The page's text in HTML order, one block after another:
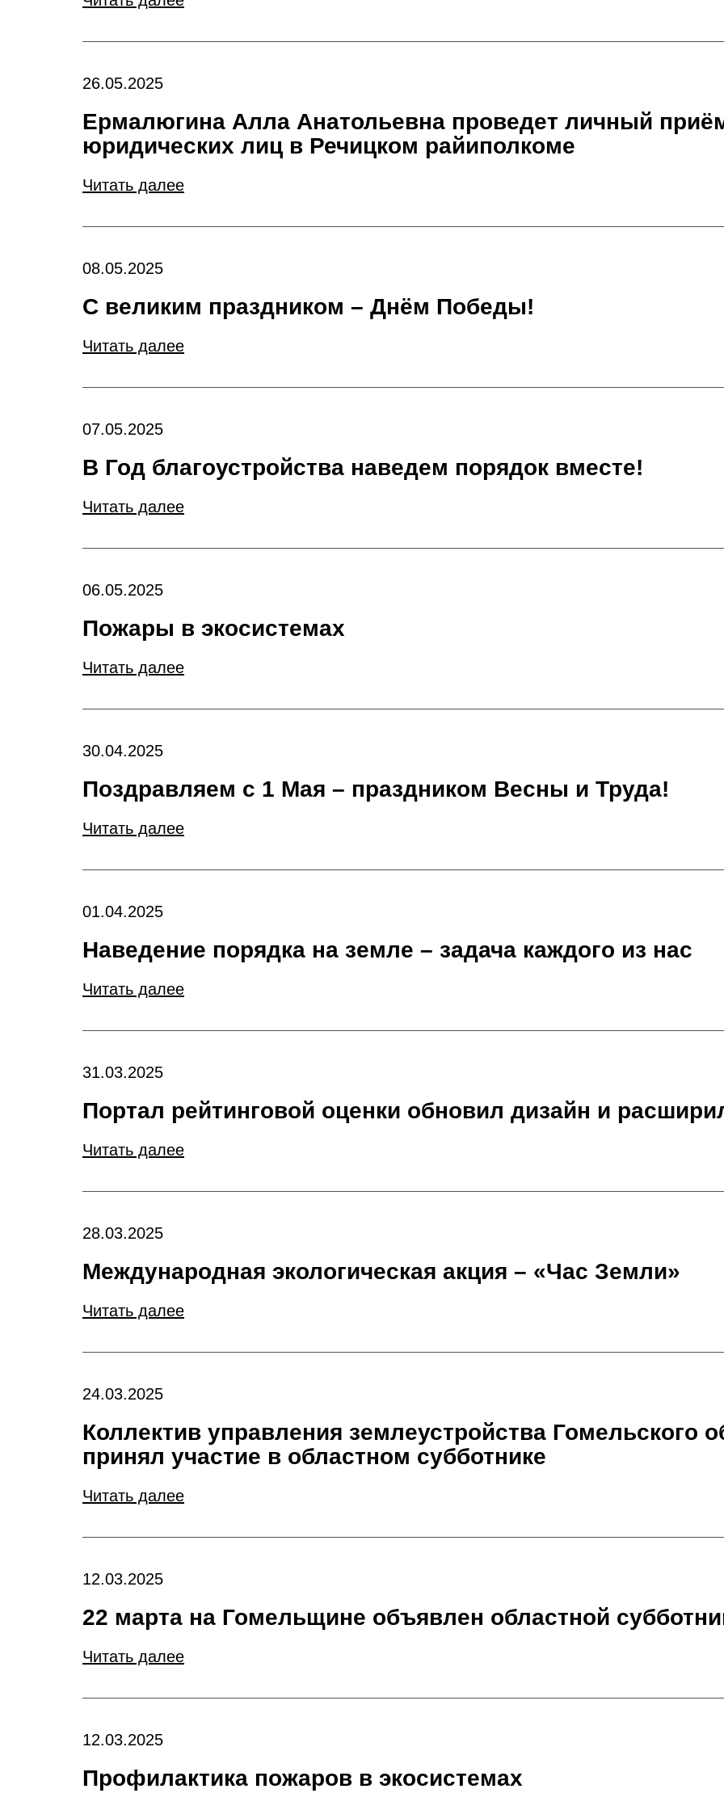
26.05.2025
Ермалюгина Алла Анатольевна проведет личный
юридических лиц в Речицком райиполкоме
Читать далее
08.05.2025
С великим праздником – Днём Победы!
Читать далее
07.05.2025
В Год благоустройства наведем порядок вместе!
Читать далее
06.05.2025
Пожары в экосистемах
Читать далее
30.04.2025
Поздравляем с 1 Мая – праздником Весны и Труда!
Читать далее
01.04.2025
Наведение порядка на земле – задача каждого из нас
Читать далее
31.03.2025
Портал рейтинговой оценки обновил дизайн и
Читать далее
28.03.2025
Международная экологическая акция – «Час Земли»
Читать далее
24.03.2025
Коллектив управления землеустройства Гомельского
принял участие в областном субботнике
Читать далее
12.03.2025
22 марта на Гомельщине объявлен областной
Читать далее
12.03.2025
Профилактика пожаров в экосистемах